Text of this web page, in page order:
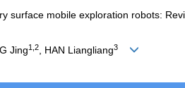
surface mobile exploration robots:
Jing1,2 , HAN Liangliang3